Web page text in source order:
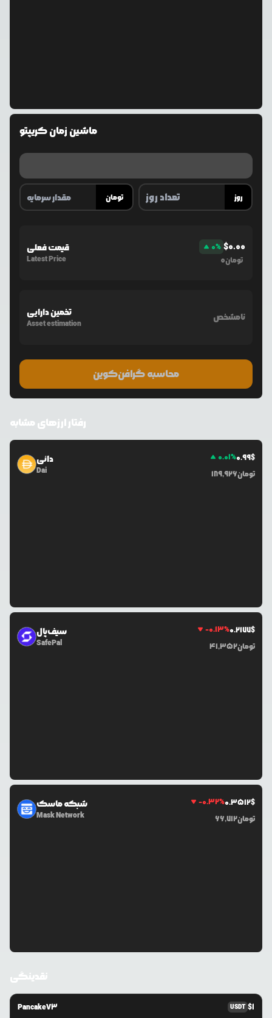
ماشین زمان کریپتو
تومان روز
قیمت فعلی
Latest Price
0% $0.00
0تومان
تخمین دارایی
Asset estimation
نامشخص
محاسبه گرافن‌کوین
رفتار ارزهای مشابه
دائی
Dai
0.01%0.99$
189,926تومان
سیف‌پال
SafePal
-0.13%0.2177$
41,352تومان
شبکه ماسک
Mask Network
-0.32%0.3512$
66,712تومان
نقدینگی
PancakeV3 USDT $1